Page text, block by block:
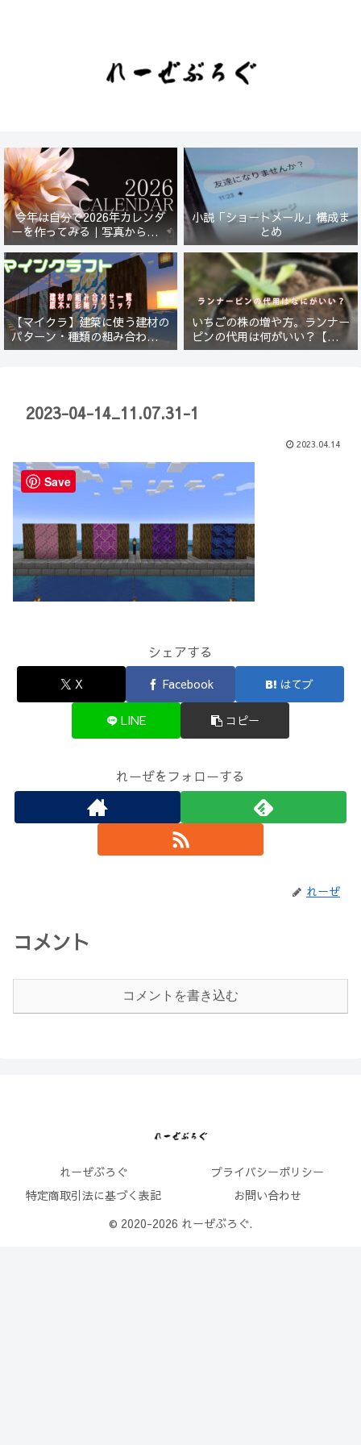
今年は自分で2026年カレンダ
ーを作ってみる｜写真から始ま
る小さなプロジェクト【一灯
花】
小説「ショートメール」構成ま
とめ
【マイクラ】建築に使う建材の
パターン・種類の組み合わせ一
覧！原木×彩釉テラコッタ編
いちごの株の増や方。ランナー
ピンの代用は何がいい？【５年
放置したイチゴは復活するの
2023-04-14_11.07.31-1
2023.04.14
シェアする
X Facebook はてブ
LINE コピー
れーぜをフォローする
れーぜ
コメント
コメントを書き込む
れーぜぶろぐ
プライバシーポリシー
特定商取引法に基づく表記
お問い合わせ
© 2020-2026 れーぜぶろぐ.
Save